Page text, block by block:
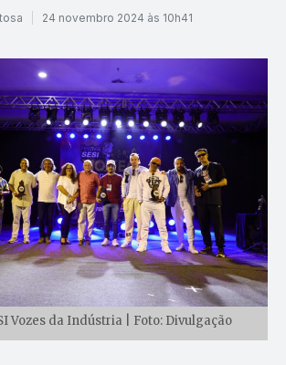
24 novembro 2024 às 10h41
Vozes da Indústria | Foto: Divulgação